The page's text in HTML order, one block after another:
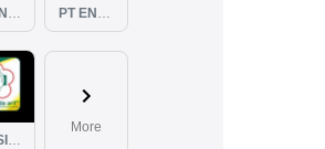
PT SINAR PACIFIC ENERGY PT ENAM RATU TAYEB
PT RSIA BUNDA ARIF
More